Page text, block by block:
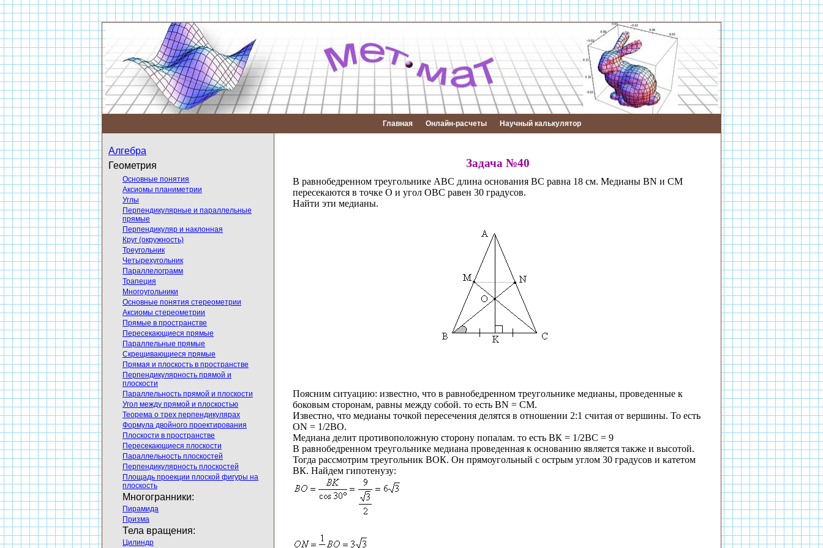
Главная Онлайн-расчеты Научный калькулятор
Алгебра
Геометрия
Основные понятия
Аксиомы планиметрии
Углы
Перпендикулярные и параллельные
прямые
Перпендикуляр и наклонная
Круг (окружность)
Треугольник
Четырехугольник
Параллелограмм
Трапеция
Многоугольники
Основные понятия стереометрии
Аксиомы стереометрии
Прямые в пространстве
Пересекающиеся прямые
Параллельные прямые
Скрещивающиеся прямые
Прямая и плоскость в пространстве
Перпендикулярность прямой и
плоскости
Параллельность прямой и плоскости
Угол между прямой и плоскостью
Теорема о трех перпендикулярах
Формула двойного проектирования
Плоскости в пространстве
Пересекающиеся плоскости
Параллельность плоскостей
Перпендикулярность плоскостей
Площадь проекции плоской фигуры на
плоскость
Многогранники:
Пирамида
Призма
Тела вращения:
Цилиндр
Задача №40
В равнобедренном треугольнике АВС длина основания ВС равна 18 см. Медианы BN и CM
пересекаются в точке О и угол ОВС равен 30 градусов.
Найти эти медианы.
Поясним ситуацию: известно, что в равнобедренном треугольнике медианы, проведенные к
боковым сторонам, равны между собой. то есть BN = CM.
Известно, что медианы точкой пересечения делятся в отношении 2:1 считая от вершины. То есть
ON = 1/2BO.
Медиана делит противоположную сторону попалам. то есть ВК = 1/2BC = 9
В равнобедренном треугольнике медиана проведенная к основанию является также и высотой.
Тогда рассмотрим треугольник ВОК. Он прямоугольный с острым углом 30 градусов и катетом
ВК. Найдем гипотенузу: